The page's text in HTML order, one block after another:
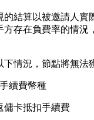
的結算以被邀請人實
方存在負費率的情況
情況，節點將無法
續費幣種
傭卡抵扣手續費